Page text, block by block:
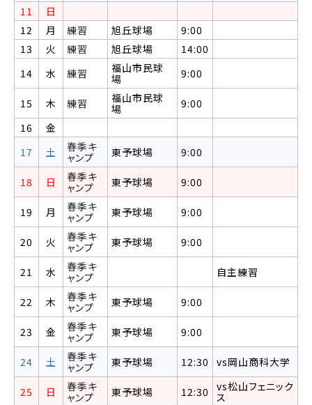
11
日
12
月 練習 旭丘球場
9:00
13
火 練習 旭丘球場
14:00
14
水 練習
福山市民球
場
9:00
15 木 練習
福山市民球
場
9:00
16
金
17
土
春季キ
ャンプ
東予球場 9:00
18 日
春季キ
ャンプ
東予球場 9:00
19 月
春季キ
ャンプ
東予球場 9:00
20 火
春季キ
ャンプ
東予球場 9:00
21 水
春季キ
ャンプ
自主練習
22 木
春季キ
ャンプ
東予球場 9:00
23 金
春季キ
ャンプ
東予球場 9:00
24 土
春季キ
ャンプ
東予球場 12:30 vs岡山商科大学
25 日
春季キ
ャンプ
東予球場 12:30
vs松山フェニック
ス